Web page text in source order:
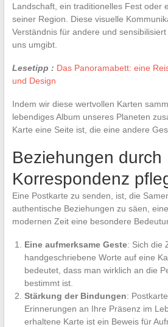
Landschaft, ein traditionelles Fest oder
seiner Region. Diese visuelle
Verständnis für andere und
uns umgibt.
Lesetipp : Das Panoramabett: eine
und Design
Indem wir diese wertvollen Karten
lebendiges Album unseres Planeten
Karte eine Seite ist, die eine andere
Beziehungen durch
Korrespondenz
Eine Postkarte zu senden, ist, die
authentische Beziehungen zu säen,
modernen Zeit eine besondere
Eine aufmerksame Geste: Sich die
handgeschriebene Worte auf eine
bedeutet, dass man wirklich an die
bestimmt ist.
Stärkung der Bindungen:
Erinnerungen an Ihre Präsenz im
erhaltene Karte ist ein Beweis für